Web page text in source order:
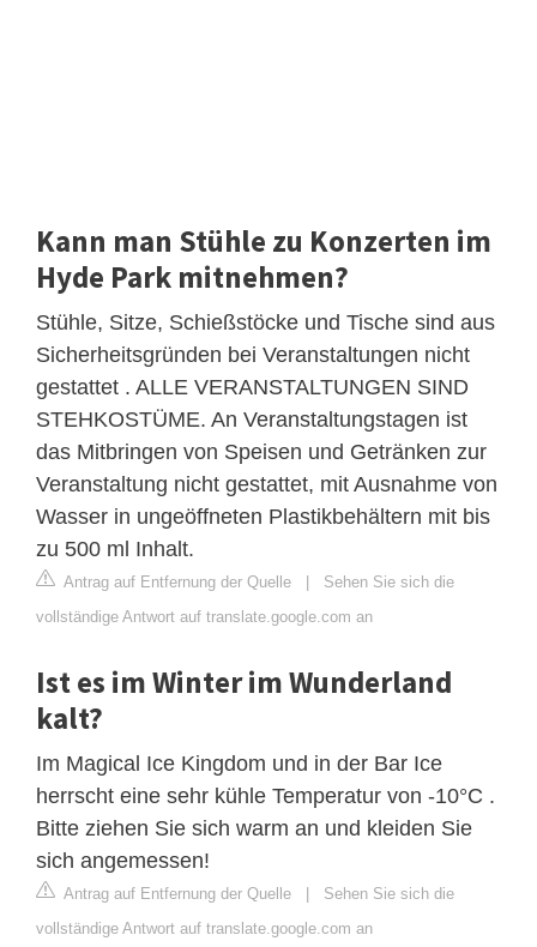
Kann man Stühle zu Konzerten im
Hyde Park mitnehmen?
Stühle, Sitze, Schießstöcke und Tische sind aus
Sicherheitsgründen bei Veranstaltungen nicht
gestattet . ALLE VERANSTALTUNGEN SIND
STEHKOSTÜME. An Veranstaltungstagen ist
das Mitbringen von Speisen und Getränken zur
Veranstaltung nicht gestattet, mit Ausnahme von
Wasser in ungeöffneten Plastikbehältern mit bis
zu 500 ml Inhalt.
Antrag auf Entfernung der Quelle | Sehen Sie sich die
vollständige Antwort auf translate.google.com an
Ist es im Winter im Wunderland
kalt?
Im Magical Ice Kingdom und in der Bar Ice
herrscht eine sehr kühle Temperatur von -10°C .
Bitte ziehen Sie sich warm an und kleiden Sie
sich angemessen!
Antrag auf Entfernung der Quelle | Sehen Sie sich die
vollständige Antwort auf translate.google.com an